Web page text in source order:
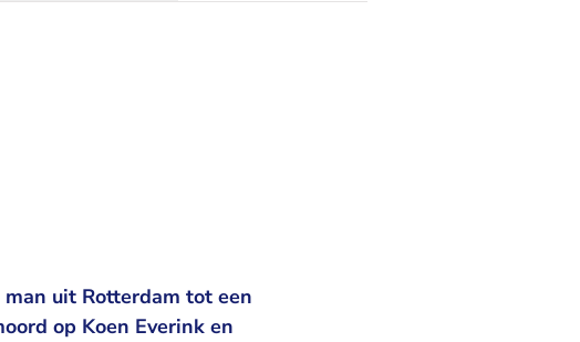
uit Rotterdam tot een
op Koen Everink en